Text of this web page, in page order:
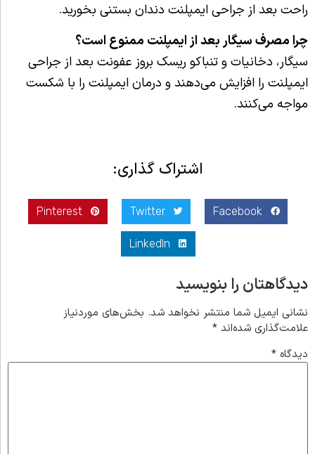
راحت بعد از جراحی ایمپلنت دندان بستنی بخورید.
چرا مصرف سیگار بعد از ایمپلنت ممنوع است؟
سیگار، دخانیات و تنباکو ریسک بروز عفونت بعد از جراحی
ایمپلنت را افزایش می‌دهند و درمان ایمپلنت را با شکست
مواجه می‌کنند.
اشتراک گذاری:
Facebook
Twitter
Pinterest
LinkedIn
دیدگاهتان را بنویسید
نشانی ایمیل شما منتشر نخواهد شد. بخش‌های موردنیاز
علامت‌گذاری شده‌اند *
دیدگاه *